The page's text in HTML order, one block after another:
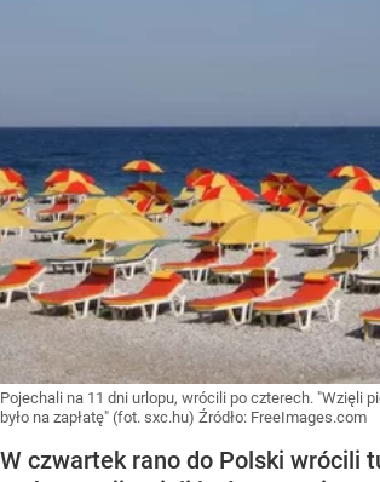
Pojechali na 11 dni urlopu, wrócili po czterech. "Wzięli
było na zapłatę" (fot. sxc.hu) Źródło: FreeImages.com
W czwartek rano do Polski wrócili